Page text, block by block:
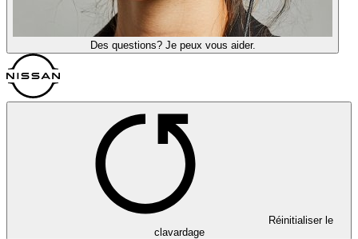
Des questions? Je peux vous aider.
Réinitialiser le
clavardage